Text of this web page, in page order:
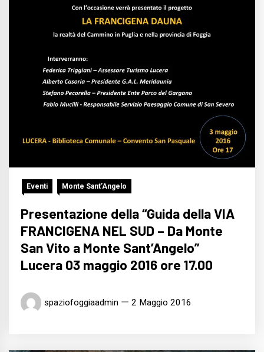
Eventi Monte Sant’Angelo
Presentazione della “Guida della VIA
FRANCIGENA NEL SUD – Da Monte
San Vito a Monte Sant’Angelo”
Lucera 03 maggio 2016 ore 17.00
spaziofoggiaadmin 2 Maggio 2016